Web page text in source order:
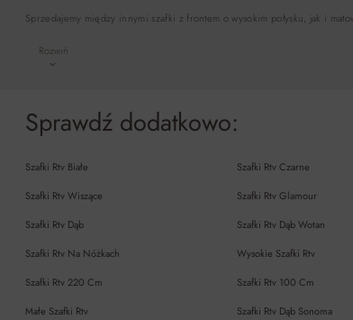
Sprzedajemy między innymi szafki z frontem o wysokim połysku, jak i
Rozwiń
Sprawdź dodatkowo:
Szafki Rtv Białe Szafki Rtv Czarne
Szafki Rtv Wiszące
Szafki Rtv Glamour
Szafki Rtv Dąb
Szafki Rtv Dąb Wotan
Szafki Rtv Na Nóżkach
Wysokie Szafki Rtv
Szafki Rtv 220 Cm
Szafki Rtv 100 Cm
Małe Szafki Rtv
Szafki Rtv Dąb Sonoma